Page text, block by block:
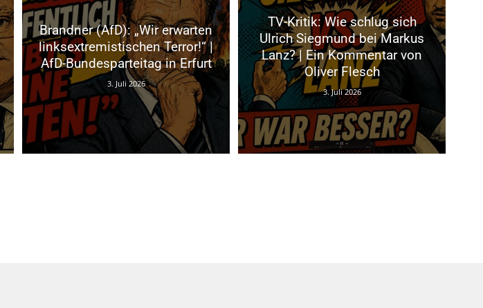
Brandner (AfD): „Wir erwarten
linksextremistischen Terror!“ |
AfD-Bundesparteitag in Erfurt
3. Juli 2026
TV-Kritik: Wie schlug sich
Ulrich Siegmund bei Markus
Lanz? | Ein Kommentar von
Oliver Flesch
3. Juli 2026